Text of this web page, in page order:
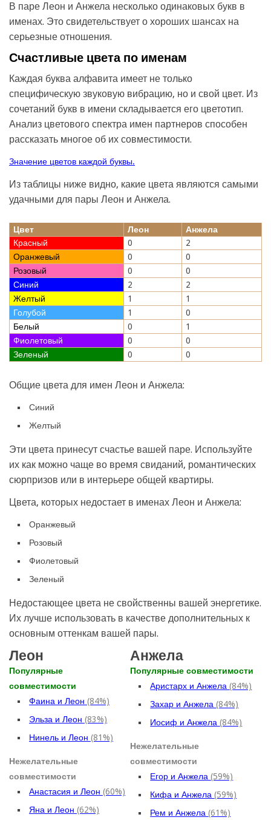
В паре Леон и Анжела несколько одинаковых букв в
именах. Это свидетельствует о хороших шансах на
серьезные отношения.
Счастливые цвета по именам
Каждая буква алфавита имеет не только
специфическую звуковую вибрацию, но и свой цвет. Из
сочетаний букв в имени складывается его цветотип.
Анализ цветового спектра имен партнеров способен
рассказать многое об их совместимости.
Значение цветов каждой буквы.
Из таблицы ниже видно, какие цвета являются самыми
удачными для пары Леон и Анжела.
Цвет Леон
Анжела
Красный
0
2
Оранжевый
0
0
Розовый
0
0
Синий
2
2
Желтый
1
1
Голубой
1
0
Белый
0
1
Фиолетовый
0
0
Зеленый
0 0
Общие цвета для имен Леон и Анжела:
Синий
Желтый
Эти цвета принесут счастье вашей паре. Используйте
их как можно чаще во время свиданий, романтических
сюрпризов или в интерьере общей квартиры.
Цвета, которых недостает в именах Леон и Анжела:
Оранжевый
Розовый
Фиолетовый
Зеленый
Недостающее цвета не свойственны вашей энергетике.
Их лучше использовать в качестве дополнительных к
основным оттенкам вашей пары.
Леон
Популярные
совместимости
Фаина и Леон (84%)
Эльза и Леон (83%)
Нинель и Леон (81%)
Нежелательные
совместимости
Анастасия и Леон (60%)
Яна и Леон (62%)
Анжела
Популярные совместимости
Аристарх и Анжела(84%)
Захар и Анжела(84%)
Иосиф и Анжела(84%)
Нежелательные
совместимости
Егор и Анжела(59%)
Кифа и Анжела(59%)
Рем и Анжела(61%)